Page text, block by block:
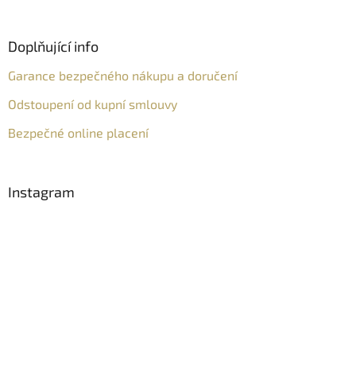
Doplňující info
Garance bezpečného nákupu a doručení
Odstoupení od kupní smlouvy
Bezpečné online placení
Instagram